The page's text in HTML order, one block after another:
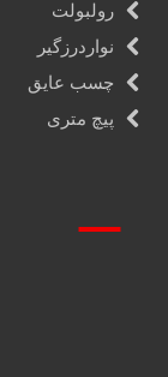
رولبولت
نواردرزگیر
چسب عایق
پیچ متری